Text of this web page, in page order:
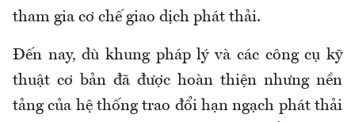
tham gia cơ chế giao dịch phát thải.
Đến nay, dù khung pháp lý và các công cụ kỹ
thuật cơ bản đã được hoàn thiện nhưngnền
tảng của hệ thống trao đổi hạn ngạch phát thải